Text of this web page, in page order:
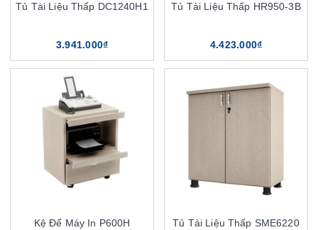
Tủ Tài Liệu Thấp DC1240H1
3.941.000₫
Tủ Tài Liệu Thấp HR950-3B
4.423.000₫
Kệ Để Máy In P600H Tủ Tài Liệu Thấp SME6220